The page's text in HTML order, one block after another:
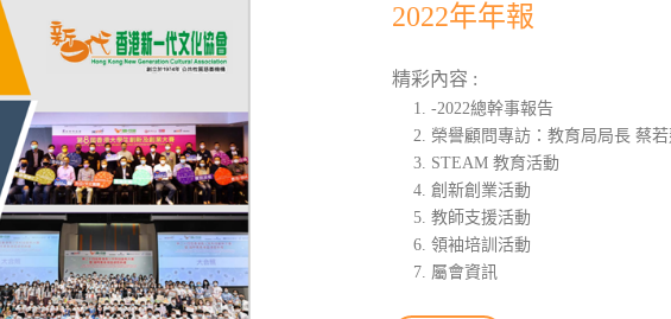
2022年年報
精彩內容 :
-2022總幹事報告
榮譽顧問專訪：教育局局長 蔡若
STEAM 教育活動
創新創業活動
教師支援活動
領袖培訓活動
屬會資訊